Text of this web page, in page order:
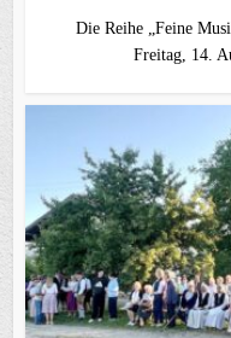
Die Reihe „Feine
Freitag, 14.